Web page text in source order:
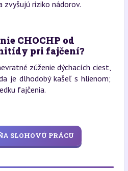
riziko nádorov.
CHOCHP od
pri fajčení?
zúženie dýchacích ciest,
je dlhodobý kašeľ s hlienom;
fajčenia.
SLOHOVÚ PRÁCU